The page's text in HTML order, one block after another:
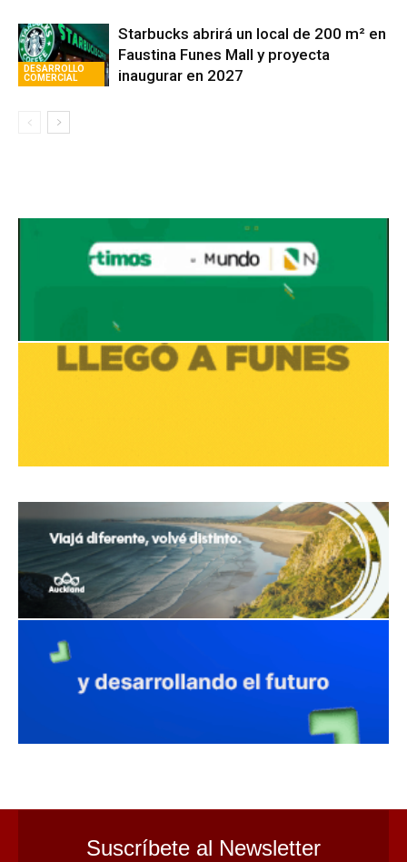
DESARROLLO
COMERCIAL
Starbucks abrirá un local de 200 m² en
Faustina Funes Mall y proyecta
inaugurar en 2027
Suscríbete al Newsletter